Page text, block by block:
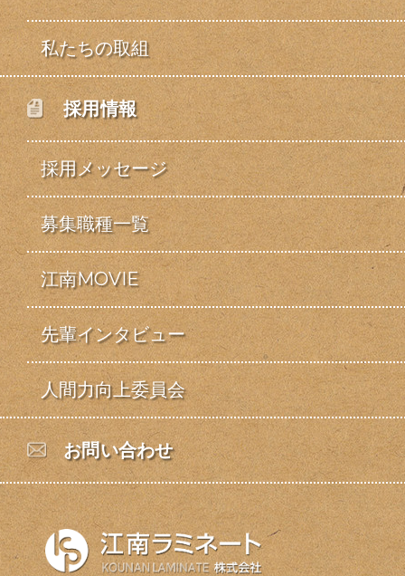
私たちの取組
採用情報
採用メッセージ
募集職種一覧
江南MOVIE
先輩インタビュー
人間力向上委員会
お問い合わせ